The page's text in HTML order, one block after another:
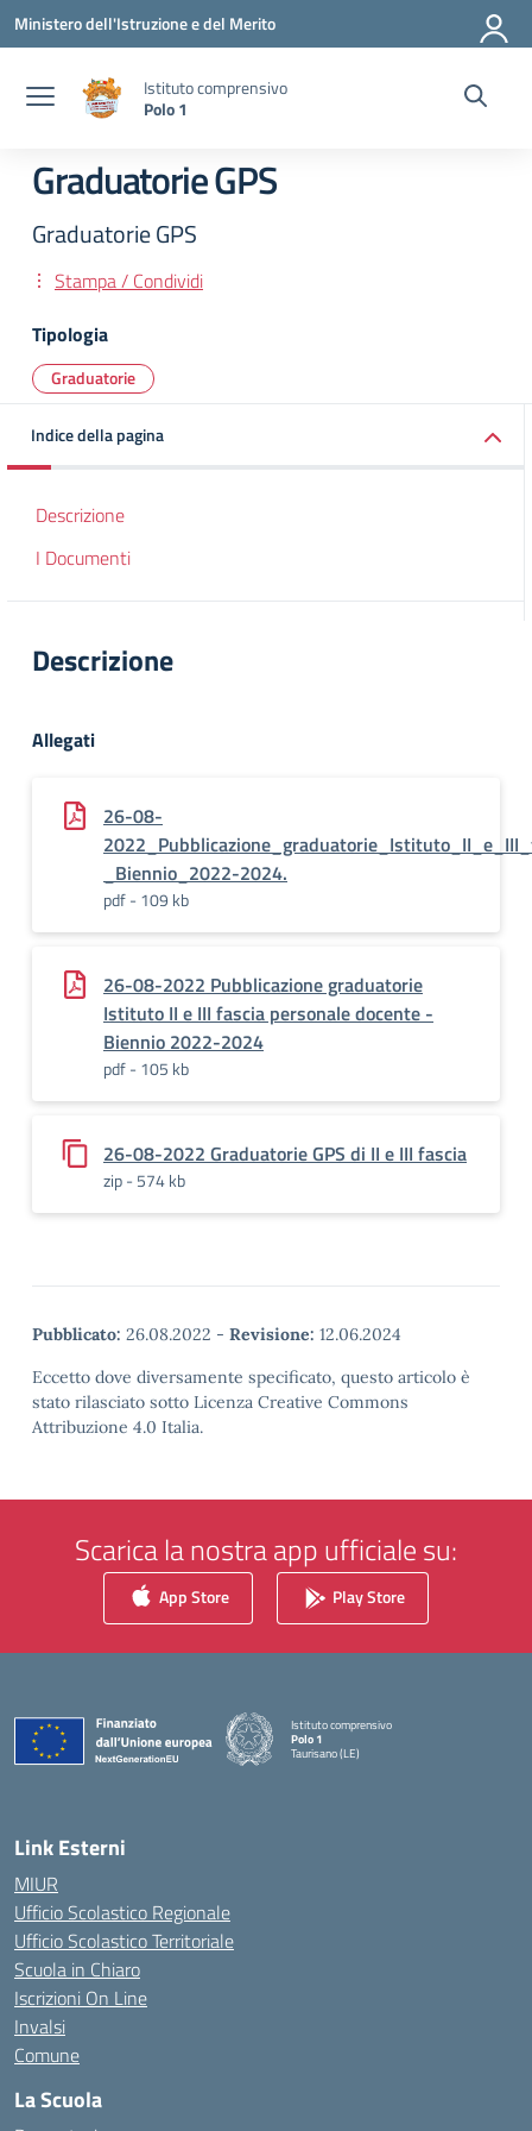
Vai ai contenuti
Vai al menu di navigazione
Vai al footer
Ministero dell'Istruzione e del Merito
Istituto comprensivo
Polo 1
Graduatorie GPS
Graduatorie GPS
Stampa / Condividi
Tipologia
Graduatorie
Indice della pagina
Descrizione
I Documenti
Descrizione
Allegati
26-08-
_Biennio_2022-2024.
pdf - 109 kb
26-08-2022 Pubblicazione graduatorie
Istituto II e III fascia personale docente -
Biennio 2022-2024
pdf - 105 kb
26-08-2022 Graduatorie GPS di II e III fascia
zip - 574 kb
Pubblicato: 26.08.2022 - Revisione: 12.06.2024
Eccetto dove diversamente specificato, questo articolo è
stato rilasciato sotto Licenza Creative Commons
Attribuzione 4.0 Italia.
Scarica la nostra app ufficiale su:
App Store Play Store
Istituto comprensivo
Polo 1
Taurisano (LE)
Link Esterni
MIUR
Ufficio Scolastico Regionale
Ufficio Scolastico Territoriale
Scuola in Chiaro
Iscrizioni On Line
Invalsi
Comune
La Scuola